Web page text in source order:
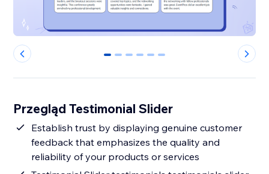
0 1 2 3 4 5
Przegląd Testimonial Slider
Establish trust by displaying genuine customer
feedback that emphasizes the quality and
reliability of your products or services